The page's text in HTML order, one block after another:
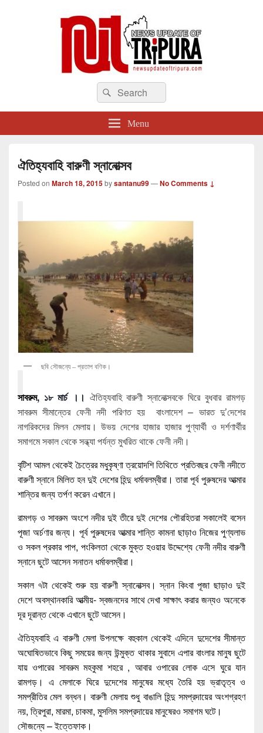
newsupdateoftripura.com
The one & only exceptional Bengali Version online news & infotainment portal
in Tripura.
Search
for:
Search
Menu
ঐতিহ্যবাহি বারুণী স্নানোত্সব
Posted on March 18, 2015bysantanu99—No Comments ↓
ছবি সৌজন্যে – প্রতাপ বণিক।
সাবরুম, ১৮ মার্চ ।। ঐতিহ্যবাহি বারুণী স্নানোত্সবকে ঘিরে বুধবার রামগড়
সাবরুম সীমান্তের ফেনী নদী পরিণত হয় বাংলাদেশ – ভারত দু’দেশের
নাগরিকদের মিলন মেলায়। উভয় দেশের হাজার হাজার পুণ্যার্থী ও দর্শণার্থীর
সমাগমে সকাল থেকে সন্ধ্যা পর্যন্ত মুখরিত থাকে ফেনী নদী।
বৃটিশ আমল থেকেই চৈত্রের মধুকৃষ্ণা ত্রয়োদশি তিথিতে প্রতিবছর ফেনী নদীতে
বারুণী স্নানে মিলিত হন দুই দেশের হিন্দু ধর্মাবলম্বীরা। তারা পূর্ব পুরুষদের আত্মার
শান্তির জন্য তর্পণ করেন এখানে।
রামগড় ও সাবরুম অংশে নদীর দুই তীরে দুই দেশের পৌরহিতরা সকালেই বসেন
পূজা অর্চণার জন্য। পূর্ব পুরুষদের আত্মার শান্তি কামনা ছাড়াও নিজের পুণ্যলাভ
ও সকল প্রকার পাপ, পংকিলতা থেকে মুক্ত হওয়ার উদ্দেশ্যে ফেনী নদীর বারুণী
স্নানে ছুটে আসেন সনাতন ধর্মাবলম্বীরা।
সকাল ৭টা থেকেই শুরু হয় বারুণী স্নানোত্সব। স্নান কিংবা পূজা ছাড়াও দুই
দেশে অবস্থানকারি আত্মীয়- স্বজনদের সাথে দেখা সাক্ষাৎ করার জন্যও অনেকে
দূর দূরান্ত থেকে এখানে ছুটে আসেন।
ঐতিহ্যবাহি এ বারুণী মেলা উপলক্ষে বহুকাল থেকেই এদিনে দুদেশের সীমান্ত
অঘোষিতভাবে কিছু সময়ের জন্য উন্মুক্ত থাকার সুবাদে এপার বাংলার মানুষ ছুটে
যায় ওপারের সাবরুম মহকুমা শহরে , আবার ওপারের লোক এসে ঘুরে যান
রামগড়। এ মেলাকে ঘিরে দুদেশের মানুষের মধ্যে তৈরি হয় ভ্রাতৃত্ব ও
সমপ্রীতির মেল বন্ধন। বারুণী মেলায় শুধু বাঙালি হিন্দু সমপ্রদায়ের অংশগ্রহণ
নয়, ত্রিপুরা, মারমা, চাকমা, মুসলিম সমপ্রদায়ের মানুষেরও সমাগম ঘটে।
সৌজন্যে – ইত্তেফাক।